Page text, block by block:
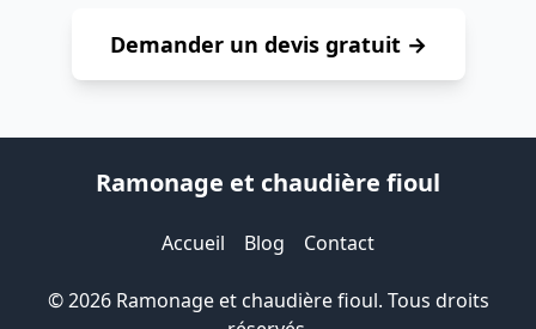
Demander un devis gratuit →
Ramonage et chaudière fioul
Accueil Blog Contact
© 2026 Ramonage et chaudière fioul. Tous droits